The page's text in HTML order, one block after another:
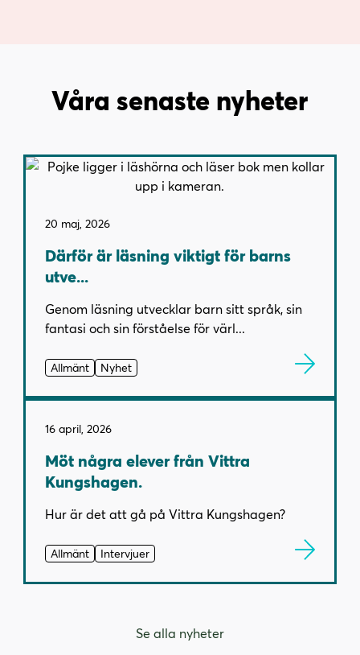
Våra senaste nyheter
20 maj, 2026
Därför är läsning viktigt för barns
utve...
Genom läsning utvecklar barn sitt språk, sin
fantasi och sin förståelse för värl...
Allmänt Nyhet
16 april, 2026
Möt några elever från Vittra
Kungshagen.
Hur är det att gå på Vittra Kungshagen?
Allmänt Intervjuer
Se alla nyheter